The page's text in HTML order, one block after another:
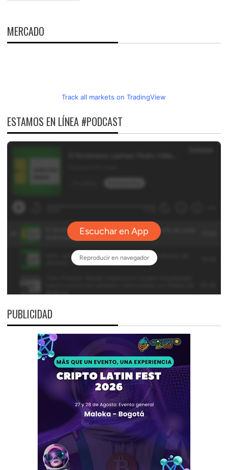
MERCADO
Track all markets on TradingView
ESTAMOS EN LÍNEA #PODCAST
PUBLICIDAD